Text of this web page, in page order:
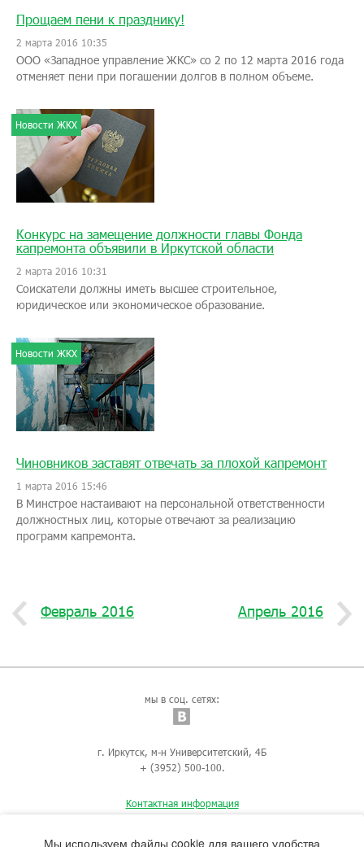
Прощаем пени к празднику!
2 марта 2016 10:35
ООО «Западное управление ЖКС» со 2 по 12 марта 2016 года
отменяет пени при погашении долгов в полном объеме.
Новости ЖКХ
Конкурс на замещение должности главы Фонда
капремонта объявили в Иркутской области
2 марта 2016 10:31
Соискатели должны иметь высшее строительное,
юридическое или экономическое образование.
Новости ЖКХ
Чиновников заставят отвечать за плохой капремонт
1 марта 2016 15:46
В Минстрое настаивают на персональной ответственности
должностных лиц, которые отвечают за реализацию
программ капремонта.
Февраль 2016 Апрель 2016
мы в соц. сетях:
г. Иркутск, м-н Университетский, 4Б
+ (3952) 500-100.
Контактная информация
Мы используем файлы cookie для вашего удобства